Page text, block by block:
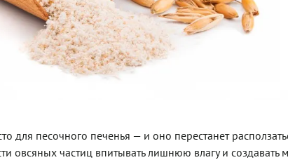
для песочного печенья — и оно перестанет
овсяных частиц впитывать лишнюю влагу и создавать